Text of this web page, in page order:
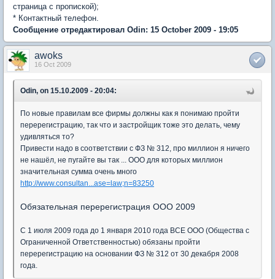
страница с пропиской);
* Контактный телефон.
Сообщение отредактировал Odin: 15 October 2009 - 19:05
awoks
16 Oct 2009
Odin, on 15.10.2009 - 20:04:
По новые правилам все фирмы должны как я понимаю пройти
перерегистрацию, так что и застройщик тоже это делать, чему
удивляться то?
Привести надо в соответствии с ФЗ № 312, про миллион я ничего
не нашёл, не пугайте вы так ... ООО для которых миллион
значительная сумма очень много
http://www.consultan...ase=law;n=83250
Обязательная перерегистрация ООО 2009
С 1 июля 2009 года до 1 января 2010 года ВСЕ ООО (Общества с
Ограниченной Ответственностью) обязаны пройти
перерегистрацию на основании ФЗ № 312 от 30 декабря 2008
года.